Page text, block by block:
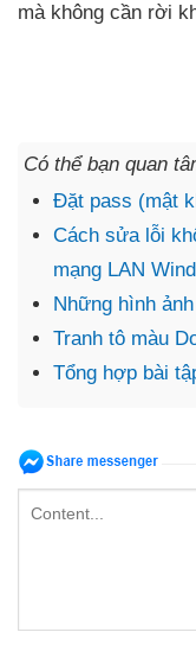
mà không cần rời
Có thể bạn quan
Đặt pass (mật
Cách sửa lỗi
mạng LAN
Những hình
Tranh tô màu
Tổng hợp bài